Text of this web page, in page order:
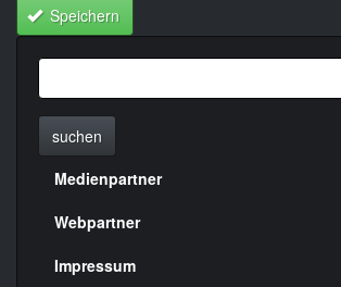
Speichern
suchen
Menülinks
rechte
Seite
Medienpartner
Webpartner
Impressum